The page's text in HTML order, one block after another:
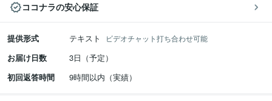
ココナラの安心保証
提供形式 テキスト ビデオチャット打ち合わせ可能
お届け日数
3日（予定）
初回返答時間
9時間以内（実績）